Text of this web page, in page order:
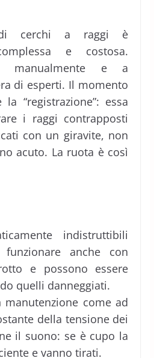
cerchi a raggi è
e costosa.
manualmente e a
di esperti. Il momento
“registrazione”: essa
i raggi contrapposti
con un giravite, non
acuto. La ruota è così
indistruttibili
funzionare anche con
e possono essere
quelli danneggiati.
manutenzione come ad
della tensione dei
il suono: se è cupo la
e vanno tirati.